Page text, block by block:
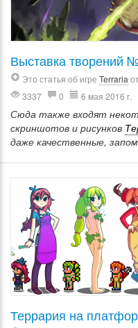
Выставка творений
Это статья об игре Terraria
3337
0 6 мая 2016 г.
Сюда также входят
скриншотов и рисунков
даже качественные,
Террария на